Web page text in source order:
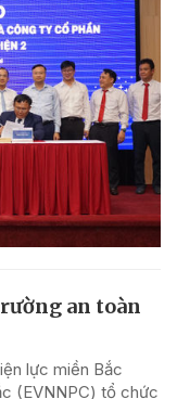
an toàn
lực miền Bắc
(EVNNPC) tổ chức